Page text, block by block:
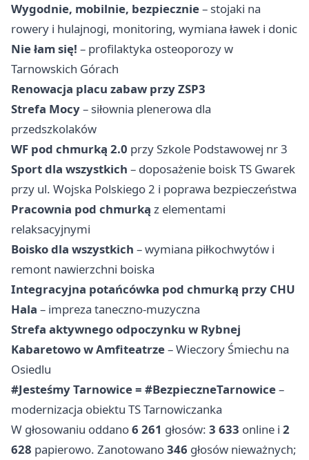
Wygodnie, mobilnie, bezpiecznie– stojaki na
rowery i hulajnogi, monitoring, wymiana ławek i donic
Nie łam się! – profilaktyka osteoporozy w
Tarnowskich Górach
Renowacja placu zabaw przy ZSP3
Strefa Mocy– siłownia plenerowa dla
przedszkolaków
WF pod chmurką 2.0 przy Szkole Podstawowej nr 3
Sport dla wszystkich – doposażenie boisk TS Gwarek
przy ul. Wojska Polskiego 2 i poprawa bezpieczeństwa
Pracownia pod chmurką z elementami
relaksacyjnymi
Boisko dla wszystkich – wymiana piłkochwytów i
remont nawierzchni boiska
Integracyjna potańcówka pod chmurką przy CHU
Hala – impreza taneczno-muzyczna
Strefa aktywnego odpoczynku w Rybnej
Kabaretowo w Amfiteatrze– Wieczory Śmiechu na
Osiedlu
#Jesteśmy Tarnowice = #BezpieczneTarnowice–
modernizacja obiektu TS Tarnowiczanka
W głosowaniu oddano6 261 głosów: 3 633 online i 2
628 papierowo. Zanotowano346 głosów nieważnych;